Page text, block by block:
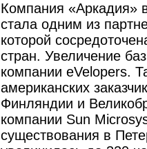
Компания «Аркадия»
стала одним из
которой
стран. Увеличение
компании eVelopers.
американских
Финляндии и
компании Sun
существования в